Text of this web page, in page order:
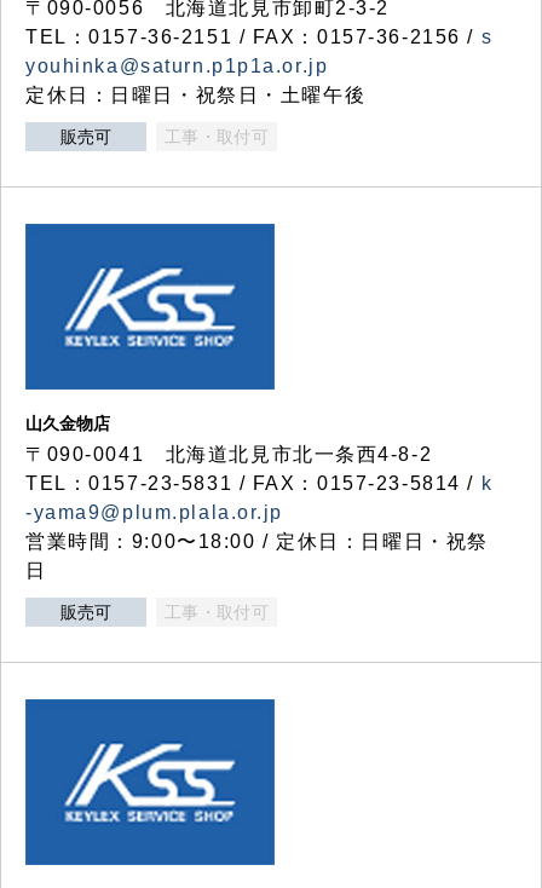
〒090-0056 北海道北見市卸町2-3-2
TEL：0157-36-2151 / FAX：0157-36-2156 / s
youhinka@saturn.p1p1a.or.jp
定休日：日曜日・祝祭日・土曜午後
販売可 工事・取付可
山久金物店
〒090-0041 北海道北見市北一条西4-8-2
TEL：0157-23-5831 / FAX：0157-23-5814 / k
-yama9@plum.plala.or.jp
営業時間：9:00〜18:00 / 定休日：日曜日・祝祭
日
販売可 工事・取付可